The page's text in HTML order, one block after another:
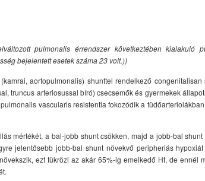
pulmonalis érrendszer következtében kialakuló
bejelentett esetek száma 23 volt.))
aortopulmonalis) shunttel rendelkező congenitalisan
truncus arteriosussal bíró) csecsemők és gyermekek
vascularis resistentia fokozódik a
mértékét, a bal-jobb shunt csökken, majd a jobb-bal shunt
jelentősebb jobb-bal shunt növekvő peripheriás
ezt tükrözi az akár 65%-ig emelkedő Ht, de ennél